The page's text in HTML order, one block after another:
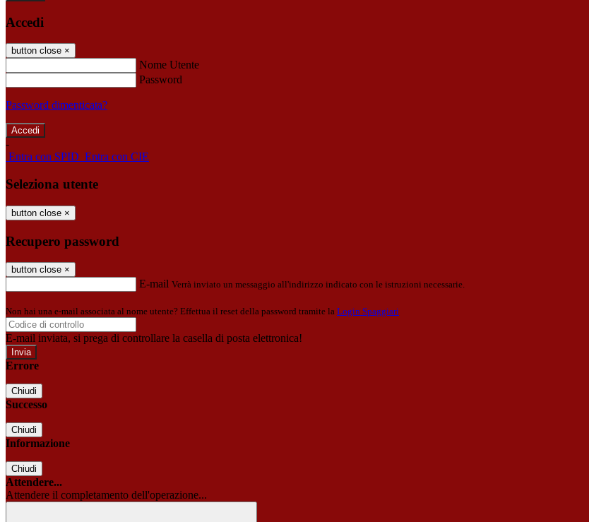
Accedi
button close ×
Nome Utente
Password
Password dimenticata?
-
Entra con SPID Entra con CIE
Seleziona utente
button close ×
Recupero password
button close ×
E-mail Verrà inviato un messaggio all'indirizzo indicato con le istruzioni necessarie.
Non hai una e-mail associata al nome utente? Effettua il reset della password tramite la Login Spaggiari
E-mail inviata, si prega di controllare la casella di posta elettronica!
Errore
Chiudi
Successo
Chiudi
Informazione
Chiudi
Attendere...
Attendere il completamento dell'operazione...